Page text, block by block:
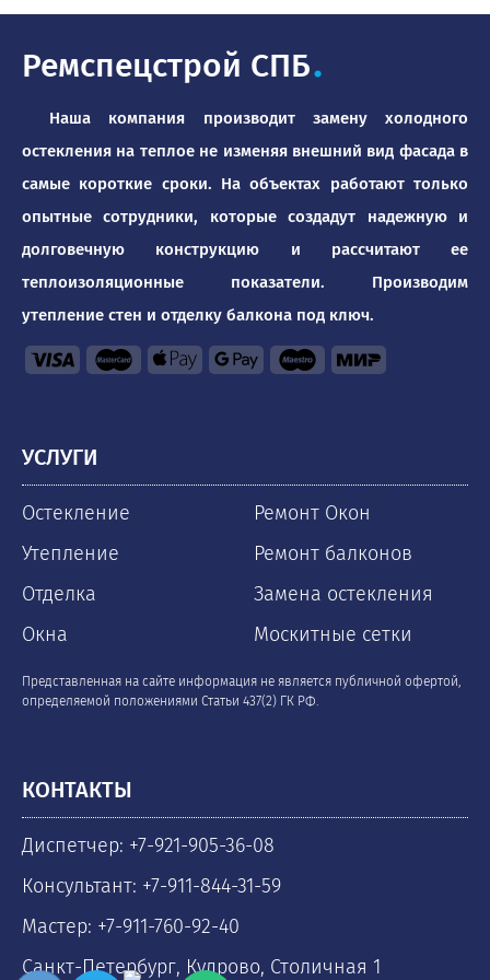
Ремспецстрой СПБ.
Наша компания производит замену холодного
остекления на теплое не изменяя внешний вид фасада в
самые короткие сроки. На объектах работают только
опытные сотрудники, которые создадут надежную и
долговечную конструкцию и рассчитают ее
теплоизоляционные показатели. Производим
утепление стен и отделку балкона под ключ.
УСЛУГИ
Остекление
Утепление
Отделка
Окна
Ремонт Окон
Ремонт балконов
Замена остекления
Москитные сетки
Представленная на сайте информация не является публичной офертой,
определяемой положениями Статьи 437(2) ГК РФ.
КОНТАКТЫ
Диспетчер: +7-921-905-36-08
Консультант: +7-911-844-31-59
Мастер: +7-911-760-92-40
Санкт-Петербург, Кудрово, Столичная 1